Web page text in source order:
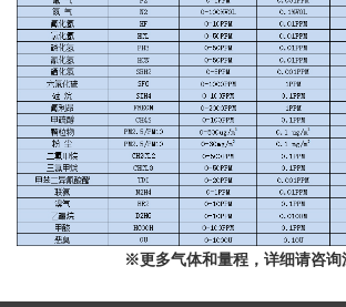
※更多气体和量程，详细请咨询深